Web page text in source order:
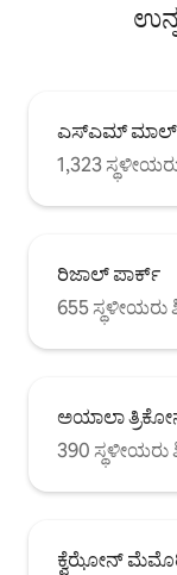
ಎಸ್‌ಎಮ್ ಮಾಲ್
1,323
ರಿಜಾಲ್ ಪಾರ್ಕ್
655 ಸ್ಥಳೀಯರು
ಅಯಾಲಾ
390 ಸ್ಥಳೀಯರು
ಕ್ವೆಝೋನ್